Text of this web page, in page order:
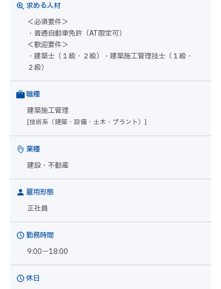
求める人材
＜必須要件＞
・普通自動車免許（AT限定可）
＜歓迎要件＞
・建築士（１級・２級）・建築施工管理技士（１級・
２級）
職種
建築施工管理
[技術系（建築・設備・土木・プラント）]
業種
建設・不動産
雇用形態
正社員
勤務時間
9:00－18:00
休日